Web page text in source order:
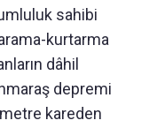
sahibi
kurtarma
dâhil
depremi
kareden